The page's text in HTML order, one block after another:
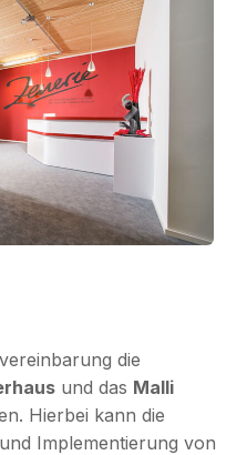
die
und das Malli
Hierbei kann die
Implementierung von